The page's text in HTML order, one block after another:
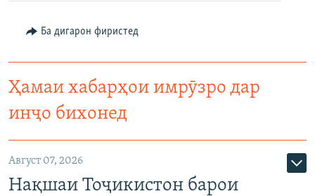
Ба дигарон фиристед
Ҳамаи хабарҳои имрӯзро дар
инҷо бихонед
Август 07, 2026
Нақшаи Тоҷикистон барои